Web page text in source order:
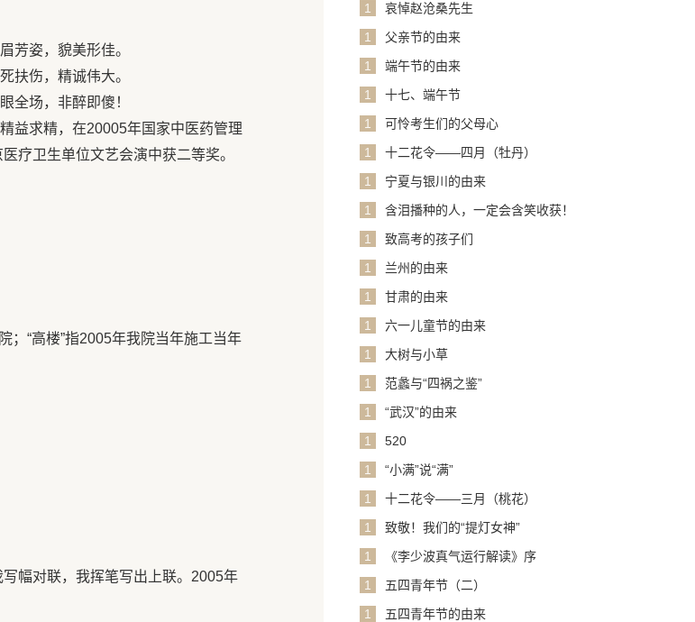
芳姿，貌美形佳。
扶伤，精诚伟大。
全场，非醉即傻！
益求精，在20005年国家中医药管理
疗卫生单位文艺会演中获二等奖。
；“高楼”指2005年我院当年施工当年
幅对联，我挥笔写出上联。2005年
1
哀悼赵沧桑先生
1
父亲节的由来
1
端午节的由来
1
十七、端午节
1
可怜考生们的父母心
1
十二花令——四月（牡丹）
1
宁夏与银川的由来
1
含泪播种的人，一定会含笑收获！
1
致高考的孩子们
1
兰州的由来
1
甘肃的由来
1
六一儿童节的由来
1
大树与小草
1
范蠡与“四祸之鉴”
1
“武汉”的由来
1
520
1
“小满”说“满”
1
十二花令——三月（桃花）
1
致敬！我们的“提灯女神”
1
《李少波真气运行解读》序
1
五四青年节（二）
1
五四青年节的由来